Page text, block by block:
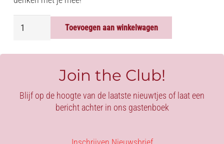
INDIA
4
RING
aantal
Toevoegen aan winkelwagen
Join the Club!
Blijf op de hoogte van de laatste nieuwtjes of laat een
bericht achter in ons gastenboek